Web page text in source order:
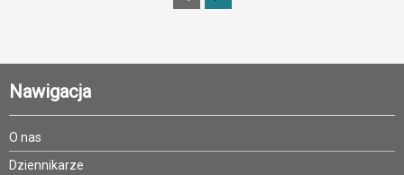
Nawigacja
O nas
Dziennikarze